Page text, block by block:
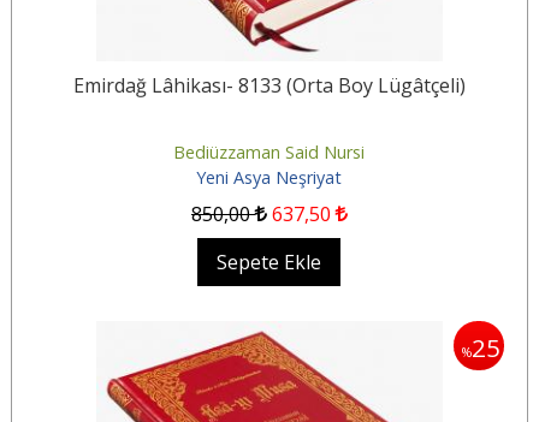
Emirdağ Lâhikası- 8133 (Orta Boy Lügâtçeli)
Bediüzzaman Said Nursi
Yeni Asya Neşriyat
850,00 637,50
Sepete Ekle
%25